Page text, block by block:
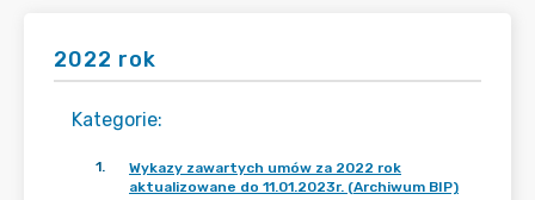
2022 rok
Kategorie:
1.
Wykazy zawartych umów za 2022 rok
aktualizowane do 11.01.2023r. (Archiwum BIP)